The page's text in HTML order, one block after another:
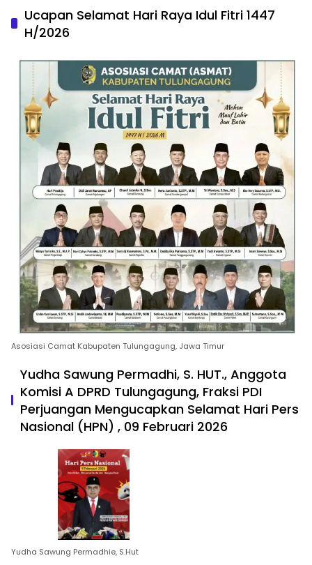
Ucapan Selamat Hari Raya Idul Fitri 1447
H/2026
Asosiasi Camat Kabupaten Tulungagung, Jawa Timur
Yudha Sawung Permadhi, S. HUT., Anggota
Komisi A DPRD Tulungagung, Fraksi PDI
Perjuangan Mengucapkan Selamat Hari Pers
Nasional (HPN) , 09 Februari 2026
Yudha Sawung Permadhie, S.Hut